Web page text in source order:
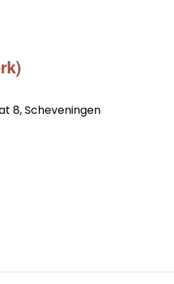
8, Scheveningen